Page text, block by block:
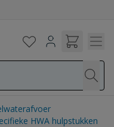
HWA hulpstukken